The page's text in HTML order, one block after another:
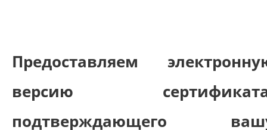
Предоставляем
версию
подтверждающего